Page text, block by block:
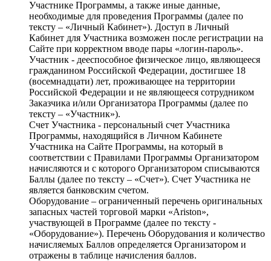
Участнике Программы, а также иные данные,
необходимые для проведения Программы (далее по
тексту – «Личный Кабинет»). Доступ в Личный
Кабинет для Участника возможен после регистрации на
Сайте при корректном вводе пары «логин-пароль».
Участник - дееспособное физическое лицо, являющееся
гражданином Российской Федерации, достигшее 18
(восемнадцати) лет, проживающее на территории
Российской Федерации и не являющееся сотрудником
Заказчика и/или Организатора Программы (далее по
тексту – «Участник»).
Счет Участника - персональный счет Участника
Программы, находящийся в Личном Кабинете
Участника на Сайте Программы, на который в
соответствии с Правилами Программы Организатором
начисляются и с которого Организатором списываются
Баллы (далее по тексту – «Счет»). Счет Участника не
является банковским счетом.
Оборудование – ограниченный перечень оригинальных
запасных частей торговой марки «Ariston»,
участвующей в Программе (далее по тексту -
«Оборудование»). Перечень Оборудования и количество
начисляемых Баллов определяется Организатором и
отражены в таблице начисления баллов.